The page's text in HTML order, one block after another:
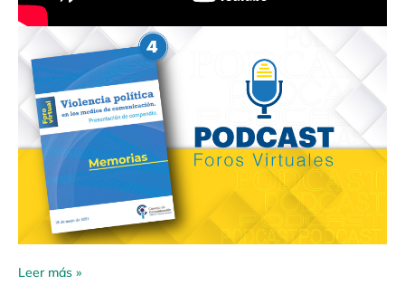
Leer más »